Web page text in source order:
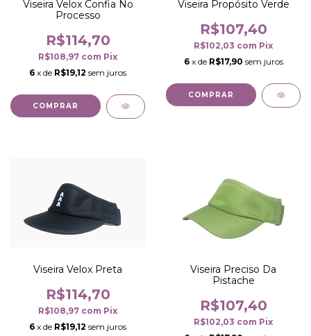
Viseira Velox Confia No
Processo
R$114,70
R$108,97 com Pix
6 x de R$19,12 sem juros
COMPRAR
Viseira Propósito Verde
R$107,40
R$102,03 com Pix
6 x de R$17,90 sem juros
COMPRAR
Viseira Velox Preta
R$114,70
R$108,97 com Pix
6 x de R$19,12 sem juros
Viseira Preciso Da
Pistache
R$107,40
R$102,03 com Pix